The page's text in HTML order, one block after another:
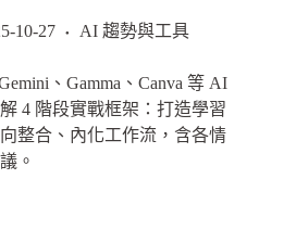
10-27 AI 趨勢與工具
、Gamma、Canva 等 AI
4 階段實戰框架：打造學習
整合、內化工作流，含各情
。